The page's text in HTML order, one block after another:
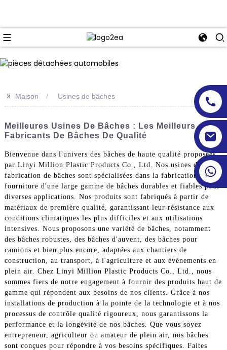
>> Maison Usines de bâches
Meilleures Usines De Bâches : Les Meilleurs
Fabricants De Bâches De Qualité
Bienvenue dans l'univers des bâches de haute qualité proposées
par Linyi Million Plastic Products Co., Ltd. Nos usines de
fabrication de bâches sont spécialisées dans la fabrication et la
fourniture d'une large gamme de bâches durables et fiables pour
diverses applications. Nos produits sont fabriqués à partir de
matériaux de première qualité, garantissant leur résistance aux
conditions climatiques les plus difficiles et aux utilisations
intensives. Nous proposons une variété de bâches, notamment
des bâches robustes, des bâches d'auvent, des bâches pour
camions et bien plus encore, adaptées aux chantiers de
construction, au transport, à l'agriculture et aux événements en
plein air. Chez Linyi Million Plastic Products Co., Ltd., nous
sommes fiers de notre engagement à fournir des produits haut de
gamme qui répondent aux besoins de nos clients. Grâce à nos
installations de production à la pointe de la technologie et à nos
processus de contrôle qualité rigoureux, nous garantissons la
performance et la longévité de nos bâches. Que vous soyez
entrepreneur, agriculteur ou amateur de plein air, nos bâches
sont conçues pour répondre à vos besoins spécifiques. Faites